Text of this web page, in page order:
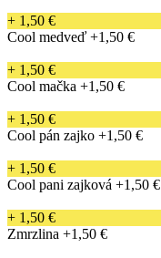
+ 1,50 €
Cool medveď +1,50 €
+ 1,50 €
Cool mačka +1,50 €
+ 1,50 €
Cool pán zajko +1,50 €
+ 1,50 €
Cool pani zajková +1,50 €
+ 1,50 €
Zmrzlina +1,50 €